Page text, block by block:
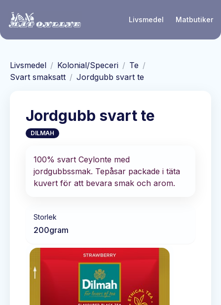
Livsmedel Matbutiker
Livsmedel / Kolonial/Speceri / Te /
Svart smaksatt / Jordgubb svart te
Jordgubb svart te
DILMAH
100% svart Ceylonte med
jordgubbssmak. Tepåsar packade i täta
kuvert för att bevara smak och arom.
Storlek
200gram